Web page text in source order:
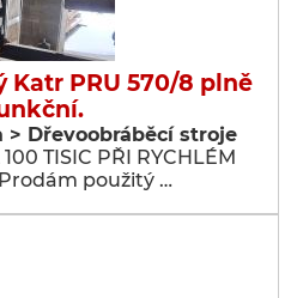
Katr PRU 570/8 plně
> Dřevoobráběcí stroje
TISIC PŘI RYCHLÉM
použitý …